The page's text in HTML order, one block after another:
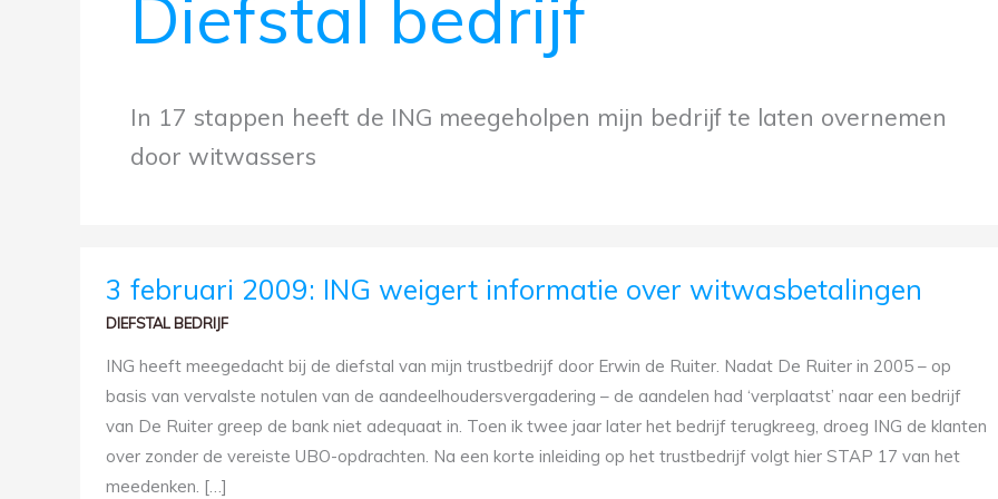
Diefstal bedrijf
In 17 stappen heeft de ING meegeholpen mijn bedrijf te laten overnemen
door witwassers
3 februari 2009: ING weigert informatie over witwasbetalingen
DIEFSTAL BEDRIJF
ING heeft meegedacht bij de diefstal van mijn trustbedrijf door Erwin de Ruiter. Nadat De Ruiter in 2005 – op
basis van vervalste notulen van de aandeelhoudersvergadering – de aandelen had ‘verplaatst’ naar een bedrijf
van De Ruiter greep de bank niet adequaat in. Toen ik twee jaar later het bedrijf terugkreeg, droeg ING de klanten
over zonder de vereiste UBO-opdrachten. Na een korte inleiding op het trustbedrijf volgt hier STAP 17 van het
meedenken. […]
FEBRUARI
ING
INFORMATIE
OVER
WITWASBETALINGEN